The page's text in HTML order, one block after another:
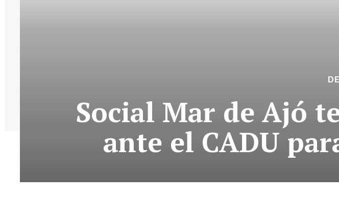
Social Mar de Ajó
ante el CADU